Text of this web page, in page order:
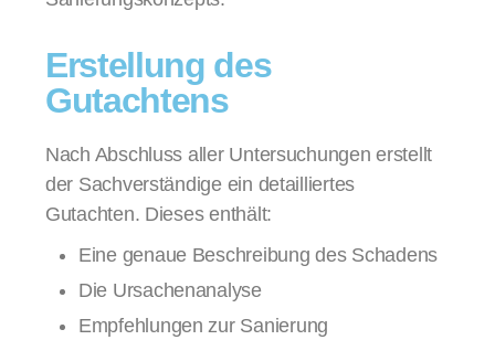
Erstellung des
Gutachtens
Nach Abschluss aller Untersuchungen erstellt
der Sachverständige ein detailliertes
Gutachten. Dieses enthält:
Eine genaue Beschreibung des Schadens
Die Ursachenanalyse
Empfehlungen zur Sanierung